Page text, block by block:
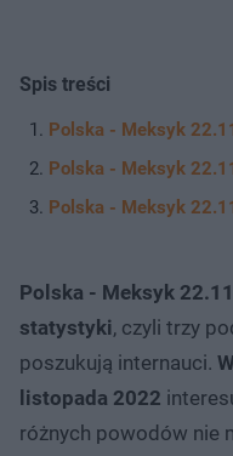
Spis treści
Polska - Meksyk
Polska - Meksyk
Polska - Meksyk
Polska - Meksyk
statystyki, czyli trzy
poszukują internauci.
listopada 2022
różnych powodów nie